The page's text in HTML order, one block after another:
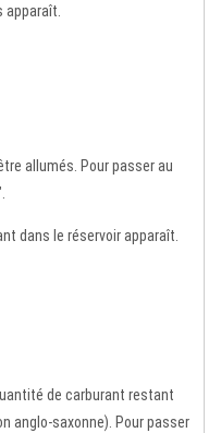
allumés. Pour passer au
dans le réservoir apparaît.
de carburant restant
anglo-saxonne). Pour passer